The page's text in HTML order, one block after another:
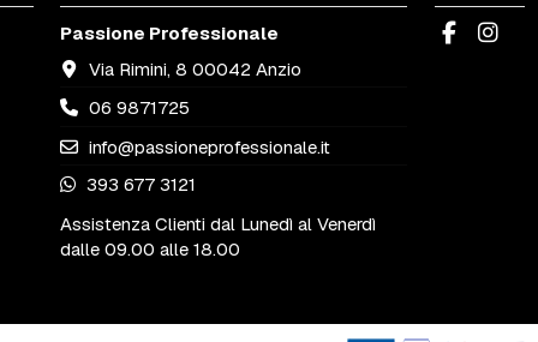
Passione Professionale
Via Rimini, 8 00042 Anzio
06 9871725
info@passioneprofessionale.it
393 677 3121
Assistenza Clienti dal Lunedì al Venerdì
dalle 09.00 alle 18.00